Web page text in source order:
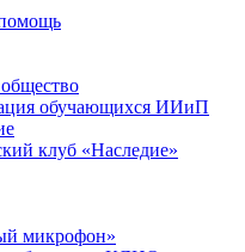
обучающихся ИИиП
клуб «Наследие»
микрофон»